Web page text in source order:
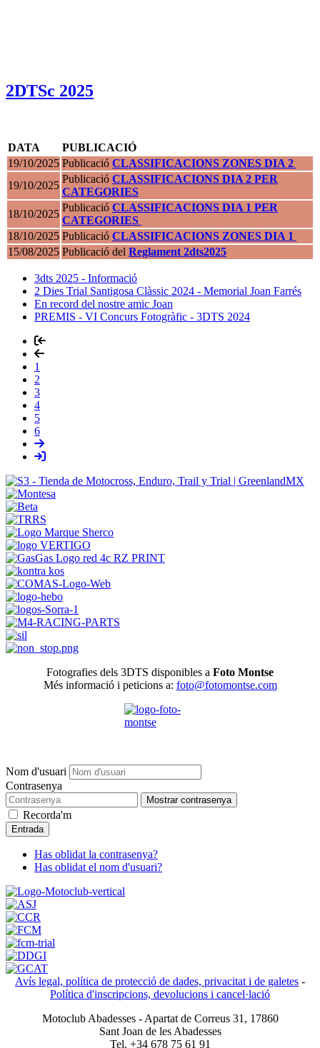
2DTSc 2025
DATA
PUBLICACIÓ
19/10/2025 Publicació CLASSIFICACIONS ZONES DIA 2
19/10/2025
Publicació CLASSIFICACIONS DIA 2 PER
CATEGORIES
18/10/2025
Publicació CLASSIFICACIONS DIA 1 PER
CATEGORIES
18/10/2025 Publicació CLASSIFICACIONS ZONES DIA 1
15/08/2025 Publicació del Reglament 2dts2025
3dts 2025 - Informació
2 Dies Trial Santigosa Clàssic 2024 - Memorial Joan Farrés
En record del nostre amic Joan
PREMIS - VI Concurs Fotogràfic - 3DTS 2024
1
2
3
4
5
6
Fotografies dels 3DTS disponibles a Foto Montse
Més informació i peticions a: foto@fotomontse.com
Nom d'usuari
Contrasenya
Mostrar contrasenya
Recorda'm
Entrada
Has oblidat la contrasenya?
Has oblidat el nom d'usuari?
Avís legal, política de protecció de dades, privacitat i de galetes -
Política d'inscripcions, devolucions i cancel·lació
Motoclub Abadesses - Apartat de Correus 31, 17860
Sant Joan de les Abadesses
Tel. +34 678 75 61 91